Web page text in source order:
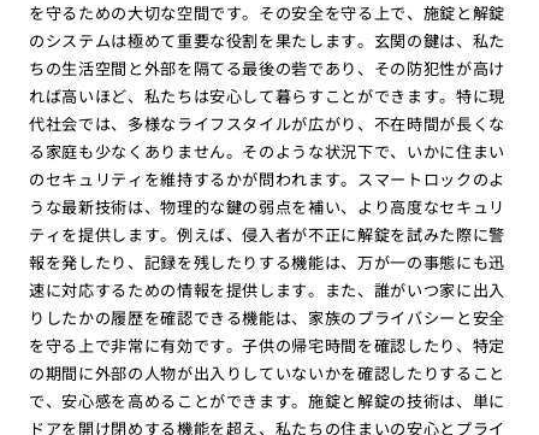
を守るための大切な空間です。その安全を守る上で、施錠と解錠
のシステムは極めて重要な役割を果たします。玄関の鍵は、私た
ちの生活空間と外部を隔てる最後の砦であり、その防犯性が高け
れば高いほど、私たちは安心して暮らすことができます。特に現
代社会では、多様なライフスタイルが広がり、不在時間が長くな
る家庭も少なくありません。そのような状況下で、いかに住まい
のセキュリティを維持するかが問われます。スマートロックのよ
うな最新技術は、物理的な鍵の弱点を補い、より高度なセキュリ
ティを提供します。例えば、侵入者が不正に解錠を試みた際に警
報を発したり、記録を残したりする機能は、万が一の事態にも迅
速に対応するための情報を提供します。また、誰がいつ家に出入
りしたかの履歴を確認できる機能は、家族のプライバシーと安全
を守る上で非常に有効です。子供の帰宅時間を確認したり、特定
の期間に外部の人物が出入りしていないかを確認したりすること
で、安心感を高めることができます。施錠と解錠の技術は、単に
ドアを開け閉めする機能を超え、私たちの住まいの安心とプライ